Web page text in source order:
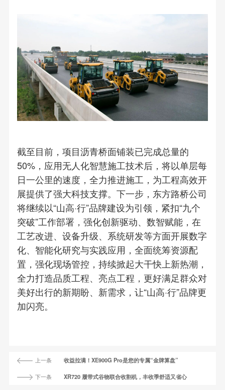
截至目前，项目沥青桥面铺装已完成总量的
50%，应用无人化智慧施工技术后，将以单层每
日一公里的速度，全力推进施工，为工程高效开
展提供了强大科技支撑。下一步，东方路桥公司
将继续以“山高·行”品牌建设为引领，紧扣“九个
突破”工作部署，强化创新驱动、数智赋能，在
工艺改进、设备升级、系统研发等方面开展数字
化、智能化研究与实践应用，全面统筹资源配
置，强化现场管控，持续掀起大干快上新热潮，
全力打造品质工程、亮点工程，更好满足群众对
美好出行的新期盼、新需求，让“山高·行”品牌更
加闪亮。
上一条 收益拉满！XE900G Pro是您的专属“金牌算盘”
下一条 XR720 履带式谷物联合收割机，丰收季舒适又省心